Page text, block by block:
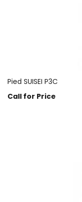
Pied SUISEI P3C
Call for Price